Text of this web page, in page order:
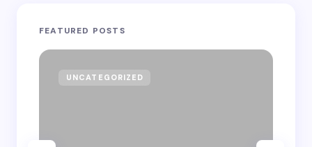
FEATURED POSTS
UNCATEGORIZED